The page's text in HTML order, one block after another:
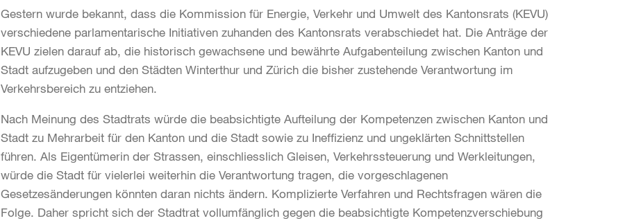
Gestern wurde bekannt, dass die Kommission für Energie, Verkehr und Umwelt des Kantonsrats (KEVU)
verschiedene parlamentarische Initiativen zuhanden des Kantonsrats verabschiedet hat. Die Anträge der
KEVU zielen darauf ab, die historisch gewachsene und bewährte Aufgabenteilung zwischen Kanton und
Stadt aufzugeben und den Städten Winterthur und Zürich die bisher zustehende Verantwortung im
Verkehrsbereich zu entziehen.
Nach Meinung des Stadtrats würde die beabsichtigte Aufteilung der Kompetenzen zwischen Kanton und
Stadt zu Mehrarbeit für den Kanton und die Stadt sowie zu Ineffizienz und ungeklärten Schnittstellen
führen. Als Eigentümerin der Strassen, einschliesslich Gleisen, Verkehrssteuerung und Werkleitungen,
würde die Stadt für vielerlei weiterhin die Verantwortung tragen, die vorgeschlagenen
Gesetzesänderungen könnten daran nichts ändern. Komplizierte Verfahren und Rechtsfragen wären die
Folge. Daher spricht sich der Stadtrat vollumfänglich gegen die beabsichtigte Kompetenzverschiebung